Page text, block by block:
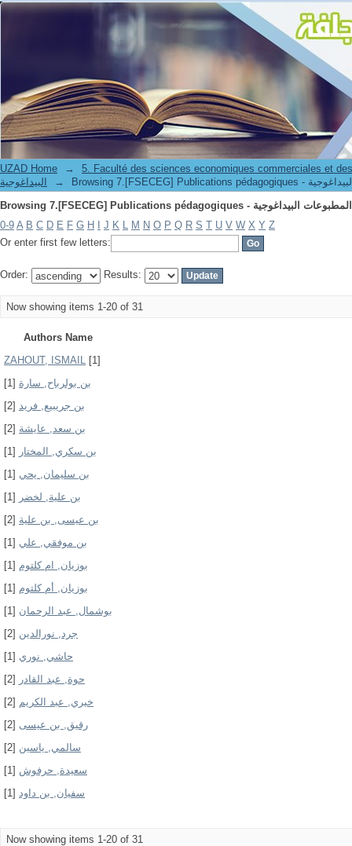
UZAD Home →
5. Faculté des sciences economiques commerciales et
البيداغوجية
→
0-9 A B C D E F G H J K L M N O P Q R S T U V W X Y Z
Or enter first few letters:
Order: Results:
Now showing items 1-20 of 31
Authors Name
ZAHOUT, ISMAIL [1]
بن بولرباح, سارة [1]
بن جريبيع, فريد [2]
بن سعد, عايشة [2]
بن سكري, المختار
[1]
بن سليمان, يحي [1]
بن علية, لخضر
[1]
بن عيسى, بن علية [2]
بن موفقي, علي [1]
بوزيان, ام كلتوم [1]
بوزيان, أم كلتوم [1]
بوشمال, عبد الرحمان [1]
جرد, نورالدين [2]
حاشي, نوري [1]
حوة, عبد القادر
[2]
خيري, عبد الكريم [2]
رقيق, بن عيسى [2]
سالمي, ياسين [2]
سعيدة, حرفوش [1]
سفيان, بن داود [1]
Now showing items 1-20 of 31